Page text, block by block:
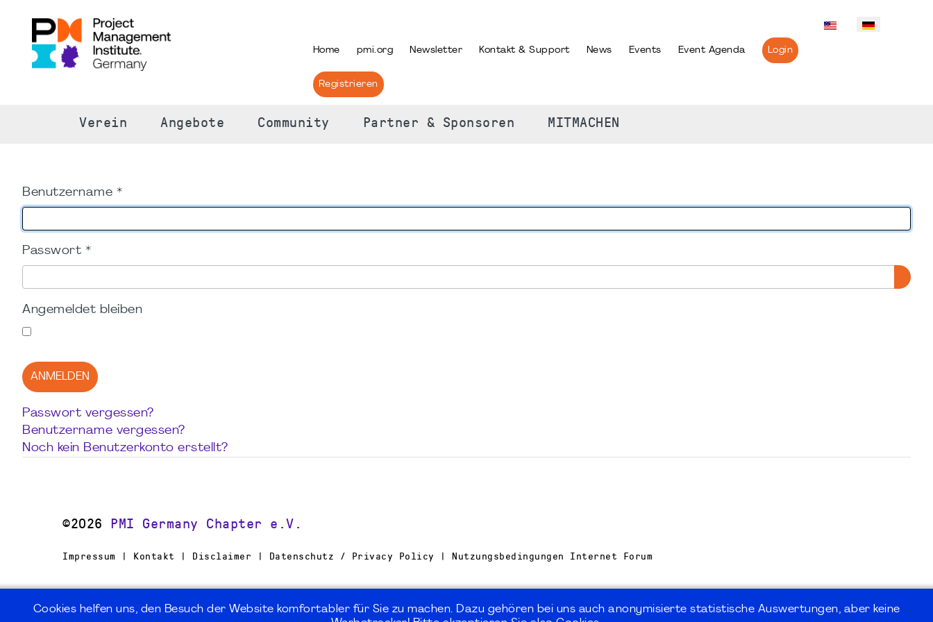
Home pmi.org Newsletter Kontakt & Support News Events Event Agenda Login
Registrieren
Verein Angebote Community Partner & Sponsoren MITMACHEN
Benutzername *
Passwort *
Angemeldet bleiben
ANMELDEN
Passwort vergessen?
Benutzername vergessen?
Noch kein Benutzerkonto erstellt?
©2026 PMI Germany Chapter e.V.
Impressum | Kontakt | Disclaimer | Datenschutz / Privacy Policy | Nutzungsbedingungen Internet Forum
Cookies helfen uns, den Besuch der Website komfortabler für Sie zu machen. Dazu gehören bei uns auch anonymisierte statistische Auswertungen, aber keine